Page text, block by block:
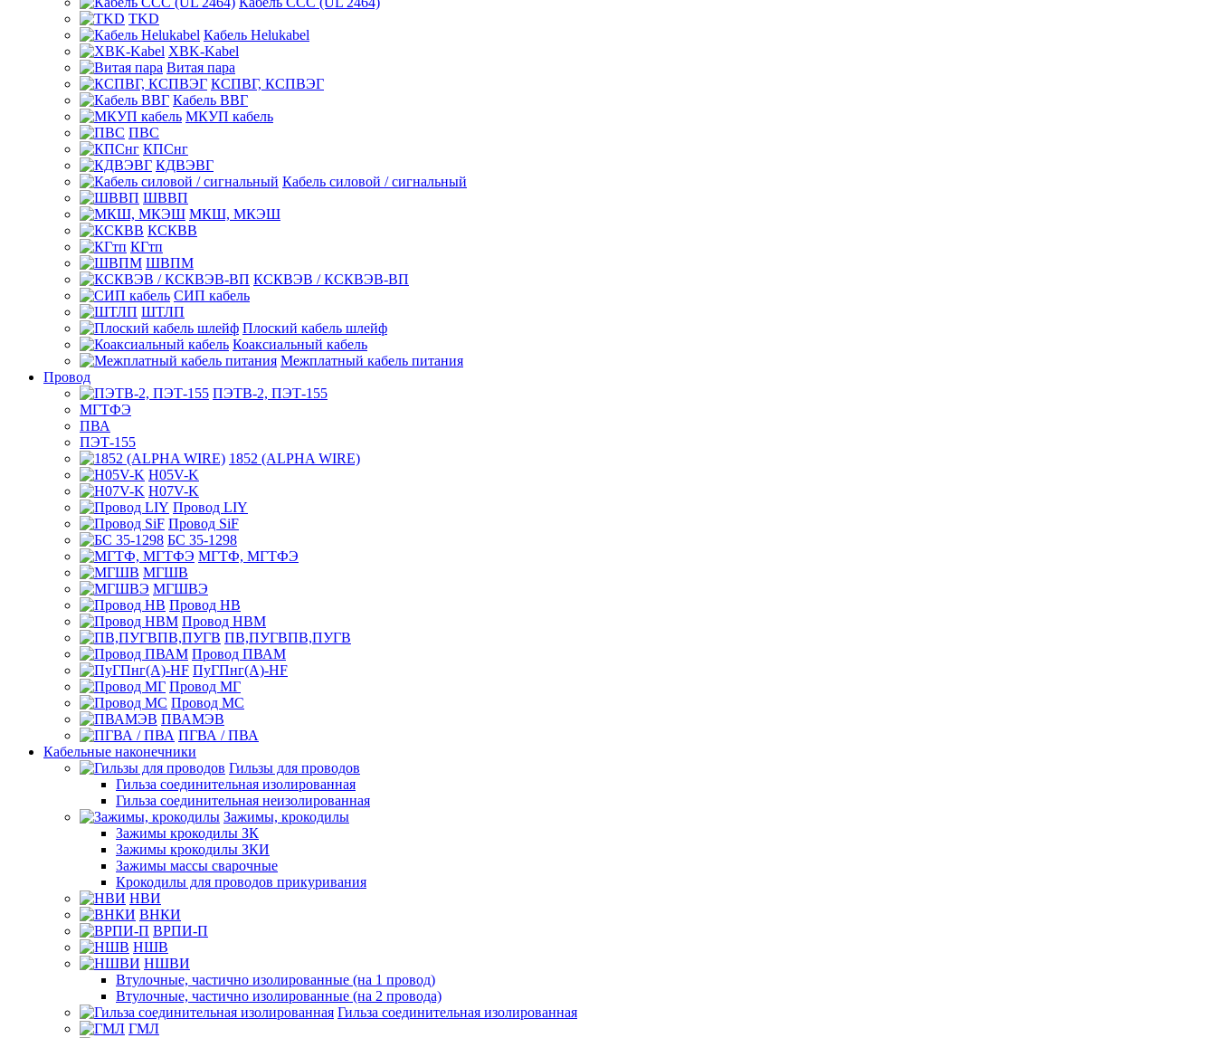
TKD
Кабель Helukabel
XBK-Kabel
Витая пара
КСПВГ, КСПВЭГ
Кабель ВВГ
МКУП кабель
ПВС
КПСнг
КДВЭВГ
Кабель силовой / сигнальный
ШВВП
МКШ, МКЭШ
КСКВВ
КГтп
ШВПМ
КСКВЭВ / КСКВЭВ-ВП
СИП кабель
ШТЛП
Плоский кабель шлейф
Коаксиальный кабель
Межплатный кабель питания
Провод
ПЭТВ-2, ПЭТ-155
МГТФЭ
ПВА
ПЭТ-155
1852 (ALPHA WIRE)
H05V-K
H07V-K
Провод LIY
Провод SiF
БС 35-1298
МГТФ, МГТФЭ
МГШВ
МГШВЭ
Провод НВ
Провод НВМ
ПВ,ПУГВПВ,ПУГВ
Провод ПВАМ
ПуГПнг(A)-HF
Провод МГ
Провод МС
ПВАМЭВ
ПГВА / ПВА
Кабельные наконечники
Гильзы для проводов
Гильза соединительная изолированная
Гильза соединительная неизолированная
Зажимы, крокодилы
Зажимы крокодилы ЗК
Зажимы крокодилы ЗКИ
Зажимы массы сварочные
Крокодилы для проводов прикуривания
НВИ
ВНКИ
ВРПИ-П
НШВ
НШВИ
Втулочные, частично изолированные (на 1 провод)
Втулочные, частично изолированные (на 2 провода)
Гильза соединительная изолированная
ГМЛ